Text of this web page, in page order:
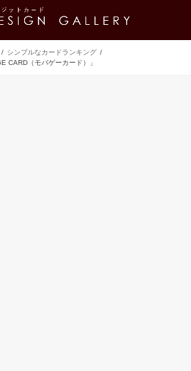
シンプルなカードランキング
CARD（モバゲーカード）」